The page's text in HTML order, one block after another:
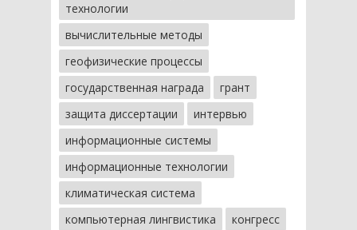
технологии
вычислительные методы
геофизические процессы
государственная награда
грант
защита диссертации
интервью
информационные системы
информационные технологии
климатическая система
компьютерная лингвистика
конгресс